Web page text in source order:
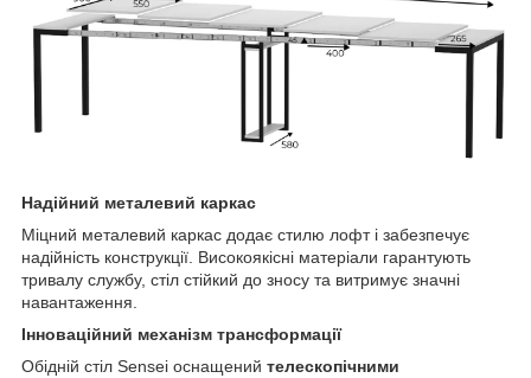
Надійний металевий каркас
Міцний металевий каркас додає стилю лофт і забезпечує
надійність конструкції. Високоякісні матеріали гарантують
тривалу службу, стіл стійкий до зносу та витримує значні
навантаження.
Інноваційний механізм трансформації
Обідній стіл Sensei оснащений телескопічними